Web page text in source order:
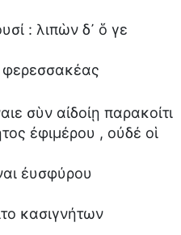
: λιπὼν δ᾽ ὅ γε
φερεσσακέας
σὺν αἰδοίῃ παρακοίτι
ἐφιμέρου , οὐδέ οἱ
ἐυσφύρου
κασιγνήτων